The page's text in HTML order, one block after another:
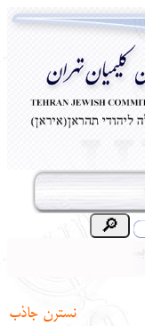
یهود
نسترن جاذب